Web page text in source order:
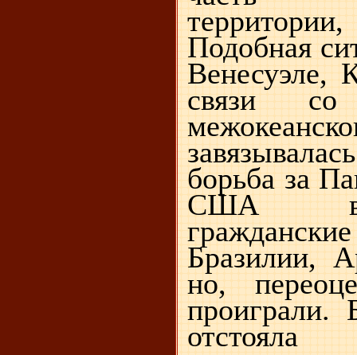
Подобная
Венесуэле,
связи со
борьба за
США
Бразилии,
но,
проиграли.